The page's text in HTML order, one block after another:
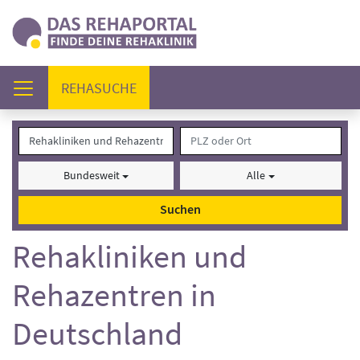
REHASUCHE(AKTUELL)
Bundesweit Alle
Suchen
Rehakliniken und
Rehazentren in
Deutschland